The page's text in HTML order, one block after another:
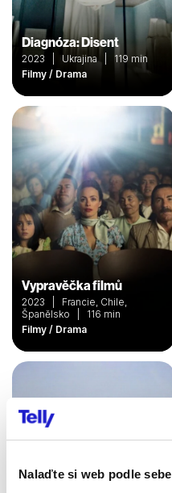
Nalaďte si web podle sebe
Diagnóza: Disent
2023 | Ukrajina | 119 min
Filmy / Drama
Vypravěčka filmů
2023 | Francie, Chile,
Španělsko | 116 min
Filmy / Drama